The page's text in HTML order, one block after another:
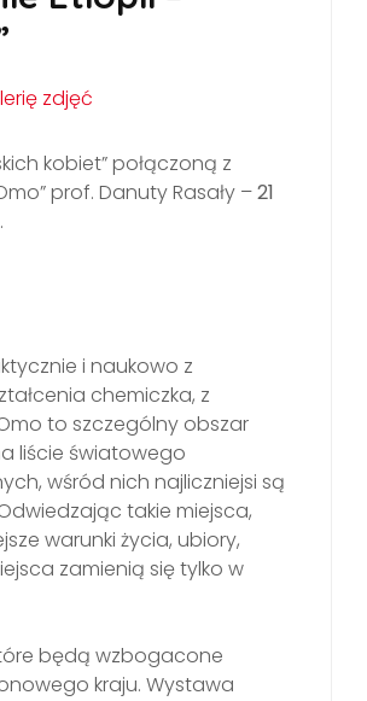
zdjęć
kobiet” połączoną z
prof. Danuty Rasały –21
i naukowo z
chemiczka, z
to szczególny obszar
liście światowego
wśród nich najliczniejsi są
takie miejsca,
warunki życia, ubiory,
zamienią się tylko w
będą wzbogacone
kraju. Wystawa